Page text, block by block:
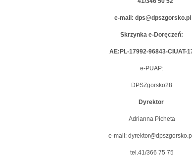
e-mail: dps@dpszgorsko.pl
Skrzynka e-Doręczeń:
AE:PL-17992-96843-CIUAT-
e-PUAP:
DPSZgorsko28
Dyrektor
Adrianna Picheta
e-mail:
tel.41/366 75 75